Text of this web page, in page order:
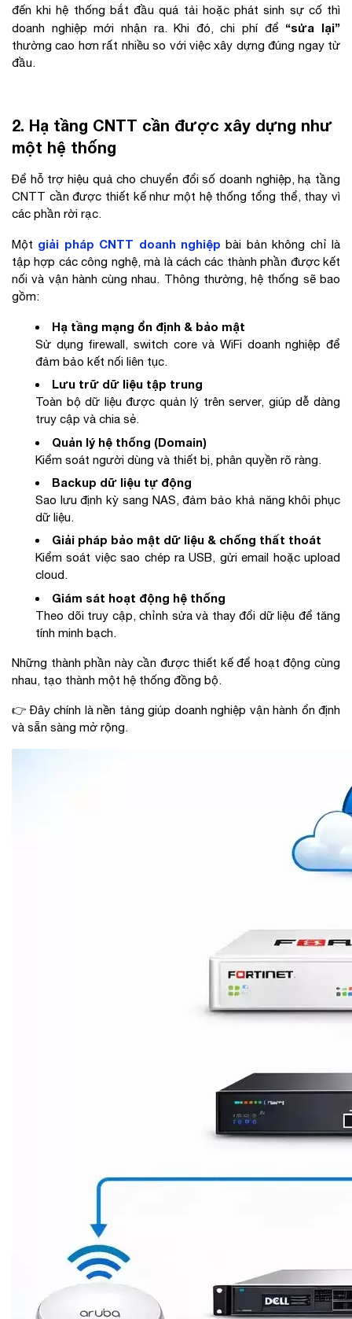
đến khi hệ thống bắt đầu quá tải hoặc phát sinh sự cố thì
doanh nghiệp mới nhận ra. Khi đó, chi phí để “sửa lại”
thường cao hơn rất nhiều so với việc xây dựng đúng ngay từ
đầu.
2. Hạ tầng CNTT cần được xây dựng như
một hệ thống
Để hỗ trợ hiệu quả cho chuyển đổi số doanh nghiệp, hạ tầng
CNTT cần được thiết kế như một hệ thống tổng thể, thay vì
các phần rời rạc.
Một giải pháp CNTT doanh nghiệp bài bản không chỉ là
tập hợp các công nghệ, mà là cách các thành phần được kết
nối và vận hành cùng nhau. Thông thường, hệ thống sẽ bao
gồm:
Hạ tầng mạng ổn định & bảo mật
Sử dụng firewall, switch core và WiFi doanh nghiệp để
đảm bảo kết nối liên tục.
Lưu trữ dữ liệu tập trung
Toàn bộ dữ liệu được quản lý trên server, giúp dễ dàng
truy cập và chia sẻ.
Quản lý hệ thống (Domain)
Kiểm soát người dùng và thiết bị, phân quyền rõ ràng.
Backup dữ liệu tự động
Sao lưu định kỳ sang NAS, đảm bảo khả năng khôi phục
dữ liệu.
Giải pháp bảo mật dữ liệu & chống thất thoát
Kiểm soát việc sao chép ra USB, gửi email hoặc upload
cloud.
Giám sát hoạt động hệ thống
Theo dõi truy cập, chỉnh sửa và thay đổi dữ liệu để tăng
tính minh bạch.
Những thành phần này cần được thiết kế để hoạt động cùng
nhau, tạo thành một hệ thống đồng bộ.
👉 Đây chính là nền tảng giúp doanh nghiệp vận hành ổn định
và sẵn sàng mở rộng.